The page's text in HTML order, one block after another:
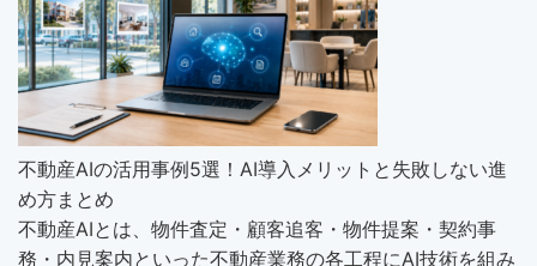
不動産AIの活用事例5選！AI導入メリットと失敗しない進
め方まとめ
不動産AIとは、物件査定・顧客追客・物件提案・契約事
務・内見案内といった不動産業務の各工程にAI技術を組み